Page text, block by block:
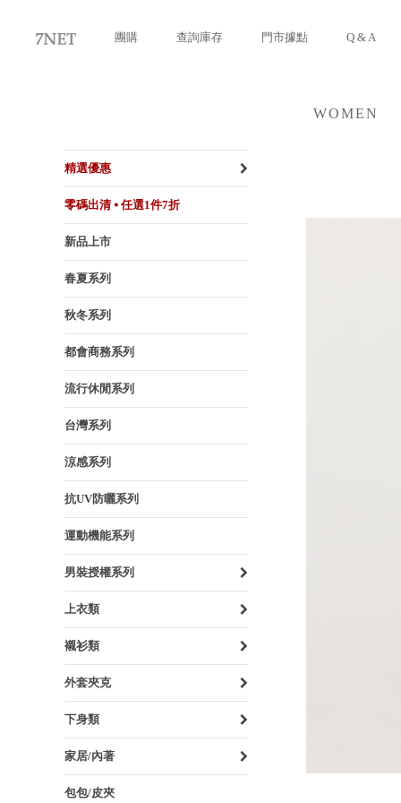
團購 查詢庫存 門市據點 Q & A
WOMEN
精選優惠
零碼出清 ⦁ 任選1件7折
新品上市
春夏系列
秋冬系列
都會商務系列
流行休閒系列
台灣系列
涼感系列
抗UV防曬系列
運動機能系列
男裝授權系列
上衣類
襯衫類
外套夾克
下身類
家居/內著
包包/皮夾